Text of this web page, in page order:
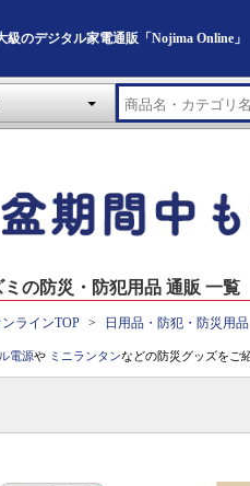
のデジタル家電通販「Nojima Online」
ミの防災・防犯用品 通販 一覧
ラインTOP 日用品・防犯・防災用品
電源や ミニランタンなどの防災グッズをご